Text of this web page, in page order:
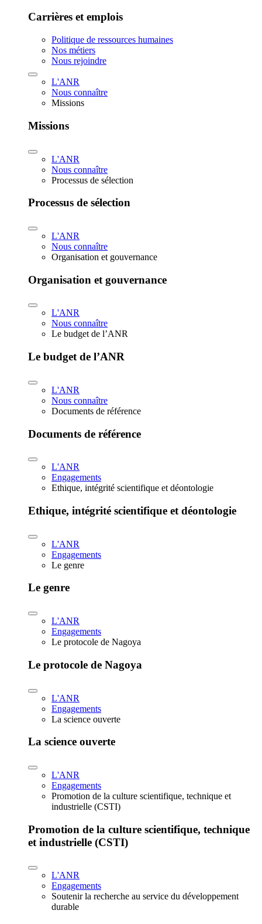
Carrières et emplois
Politique de ressources humaines
Nos métiers
Nous rejoindre
L'ANR
Nous connaître
Missions
Missions
L'ANR
Nous connaître
Processus de sélection
Processus de sélection
L'ANR
Nous connaître
Organisation et gouvernance
Organisation et gouvernance
L'ANR
Nous connaître
Le budget de l’ANR
Le budget de l’ANR
L'ANR
Nous connaître
Documents de référence
Documents de référence
L'ANR
Engagements
Ethique, intégrité scientifique et déontologie
Ethique, intégrité scientifique et déontologie
L'ANR
Engagements
Le genre
Le genre
L'ANR
Engagements
Le protocole de Nagoya
Le protocole de Nagoya
L'ANR
Engagements
La science ouverte
La science ouverte
L'ANR
Engagements
Promotion de la culture scientifique, technique et
industrielle (CSTI)
Promotion de la culture scientifique, technique
et industrielle (CSTI)
L'ANR
Engagements
Soutenir la recherche au service du développement
durable